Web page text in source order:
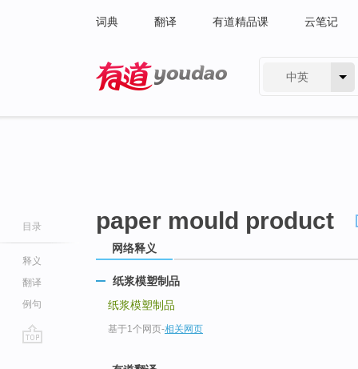
词典 翻译 有道精品课 云笔记
中英
目录
释义
翻译
例句
paper mould product
网络释义
纸浆模塑制品
纸浆模塑制品
基于1个网页-相关网页